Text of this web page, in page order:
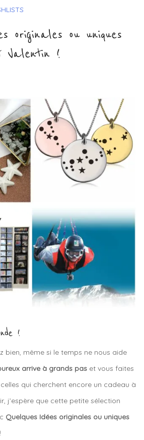
originales ou uniques
Valentin !
!
bien, même si le temps ne nous aide
arrive à grands pas et vous faites
qui cherchent encore un cadeau à
j’espère que cette petite sélection
Quelques Idées originales ou uniques